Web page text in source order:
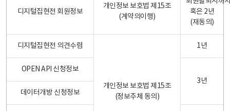
디지털집현전 회원정보
개인정보 보호법 제15조
(계약의이행)
혹은 2년
(재동의)
디지털집현전 의견수렴
개인정보 보호법 제15조
(정보주체 동의)
1년
OPEN API 신청정보
3년
데이터개방 신청정보